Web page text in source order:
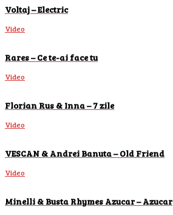
Voltaj – Electric
Video
Rares – Ce te-ai face tu
Video
Florian Rus & Inna – 7 zile
Video
VESCAN & Andrei Banuta – Old Friend
Video
Minelli & Busta Rhymes Azucar – Azucar